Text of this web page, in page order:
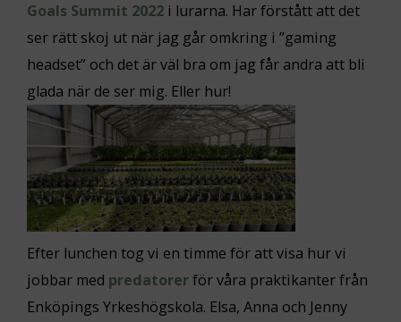
Goals Summit 2022 i lurarna. Har förstått att det
ser rätt skoj ut när jag går omkring i ”gaming
headset” och det är väl bra om jag får andra att bli
glada när de ser mig. Eller hur!
Efter lunchen tog vi en timme för att visa hur vi
jobbar med predatorerför våra praktikanter från
Enköpings Yrkeshögskola. Elsa, Anna och Jenny